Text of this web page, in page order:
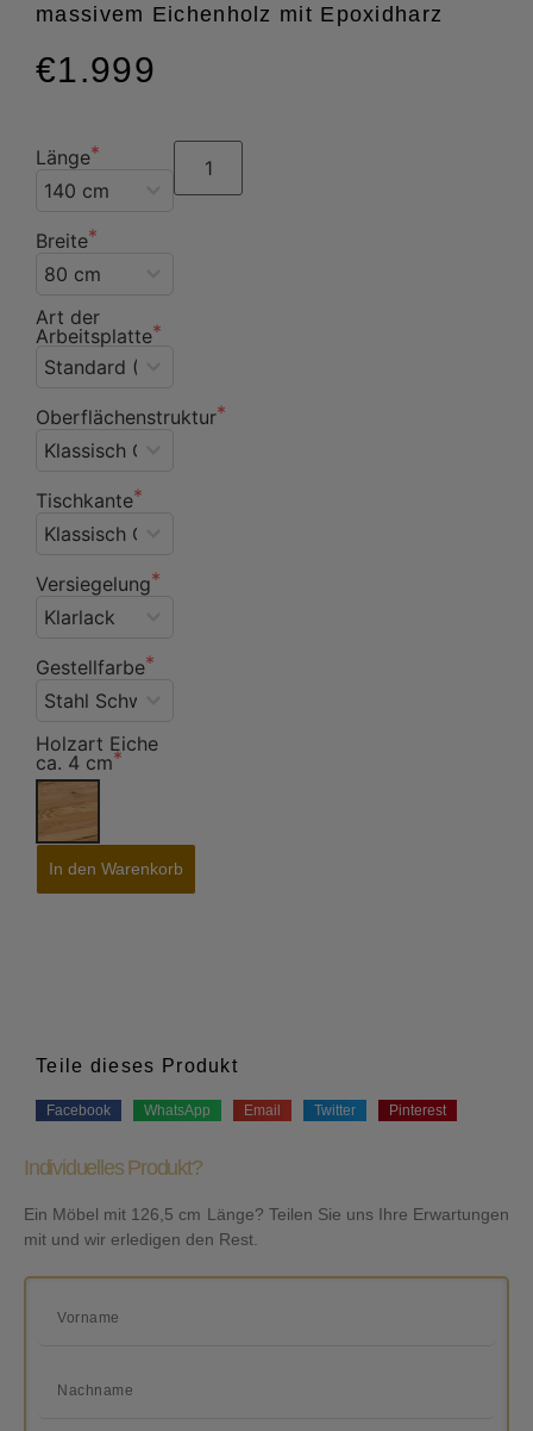
massivem Eichenholz mit Epoxidharz
€1.999
Länge
Breite
Art der
Arbeitsplatte
Oberflächenstruktur
Tischkante
Versiegelung
Gestellfarbe
Holzart Eiche
ca. 4 cm
In den Warenkorb
Teile dieses Produkt
Facebook WhatsApp Email Twitter Pinterest
Individuelles Produkt?
Ein Möbel mit 126,5 cm Länge? Teilen Sie uns Ihre Erwartungen
mit und wir erledigen den Rest.